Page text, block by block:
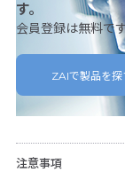
す。
会員登録は無料で
ZAIで製品を探
注意事項